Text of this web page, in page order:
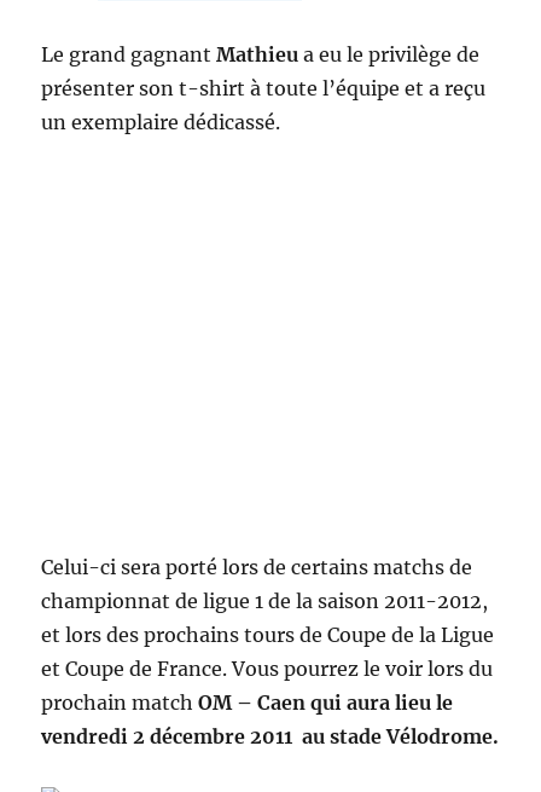
Le grand gagnantMathieua eu le privilège de
présenter son t-shirt à toute l’équipe et a reçu
un exemplaire dédicassé.
Celui-ci sera porté lors de certains matchs de
championnat de ligue 1 de la saison 2011-2012,
et lors des prochains tours de Coupe de la Ligue
et Coupe de France. Vous pourrez le voir lors du
prochain matchOM – Caen qui aura lieu le
vendredi 2 décembre 2011 au stade Vélodrome.